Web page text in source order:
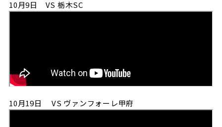
10月9日 VS 栃木SC
10月19日 VS ヴァンフォーレ甲府